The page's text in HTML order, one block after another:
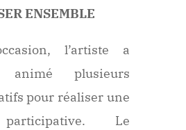
ENSEMBLE
l’artiste a
animé plusieurs
pour réaliser une
Le